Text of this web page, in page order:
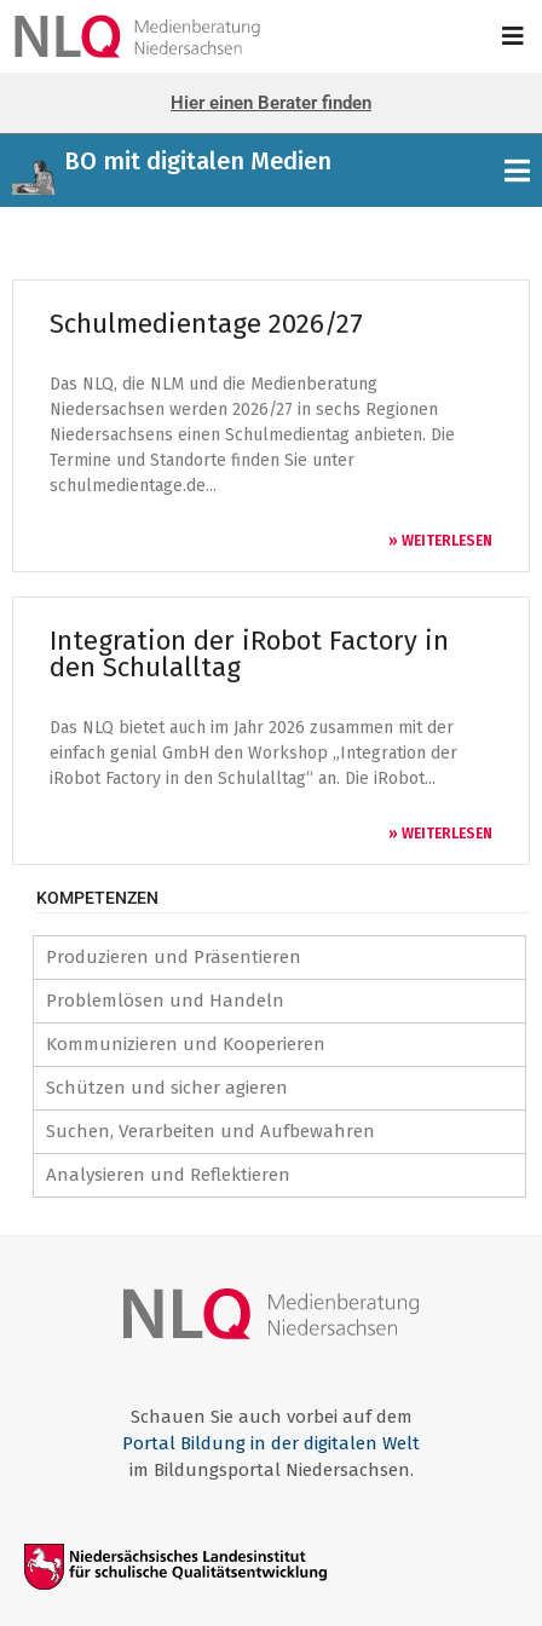
Hier einen Berater finden
BO mit digitalen Medien
Schulmedientage 2026/27
Das NLQ, die NLM und die Medienberatung
Niedersachsen werden 2026/27 in sechs Regionen
Niedersachsens einen Schulmedientag anbieten. Die
Termine und Standorte finden Sie unter
schulmedientage.de...
» WEITERLESEN
Integration der iRobot Factory in
den Schulalltag
Das NLQ bietet auch im Jahr 2026 zusammen mit der
einfach genial GmbH den Workshop „Integration der
iRobot Factory in den Schulalltag“ an. Die iRobot...
» WEITERLESEN
KOMPETENZEN
Produzieren und Präsentieren
Problemlösen und Handeln
Kommunizieren und Kooperieren
Schützen und sicher agieren
Suchen, Verarbeiten und Aufbewahren
Analysieren und Reflektieren
Schauen Sie auch vorbei auf dem
Portal Bildung in der digitalen Welt
im Bildungsportal Niedersachsen.